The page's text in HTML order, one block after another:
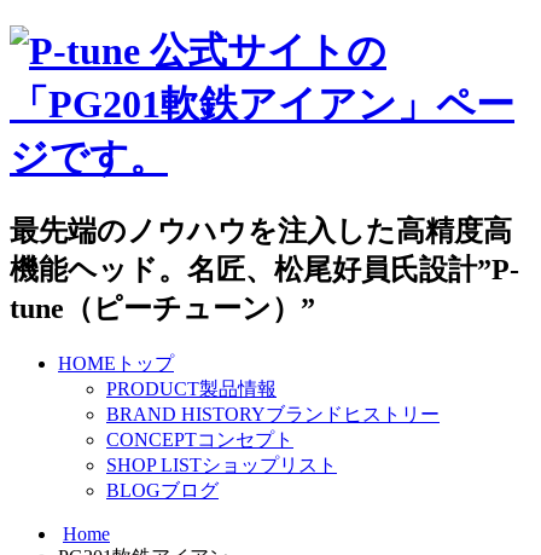
最先端のノウハウを注入した高精度高
機能ヘッド。名匠、松尾好員氏設計”P-
tune（ピーチューン）”
HOME トップ
PRODUCT製品情報
BRAND HISTORYブランドヒストリー
CONCEPTコンセプト
SHOP LISTショップリスト
BLOGブログ
Home